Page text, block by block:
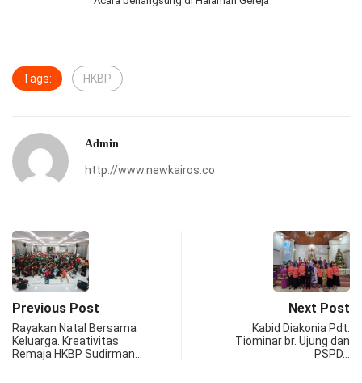
Tags: HKBP
Admin
http://www.newkairos.co
Previous Post
Rayakan Natal Bersama
Keluarga. Kreativitas
Remaja HKBP Sudirman…
Next Post
Kabid Diakonia Pdt.
Tiominar br. Ujung dan
PSPD…